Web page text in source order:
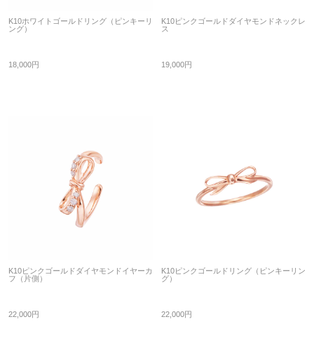
K10ホワイトゴールドリング（ピンキーリ
ング）
18,000円
K10ピンクゴールドダイヤモンドネックレ
ス
19,000円
K10ピンクゴールドダイヤモンドイヤーカ
フ（片側）
22,000円
K10ピンクゴールドリング（ピンキーリン
グ）
22,000円